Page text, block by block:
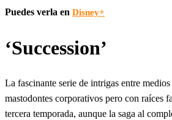
Puedes verla en Disney+
‘Succession’
La fascinante serie de intrigas entre
mastodontes corporativos pero con raíces
tercera temporada, aunque la saga al